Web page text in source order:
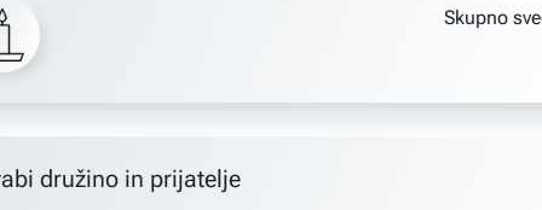
Skupno
družino in prijatelje